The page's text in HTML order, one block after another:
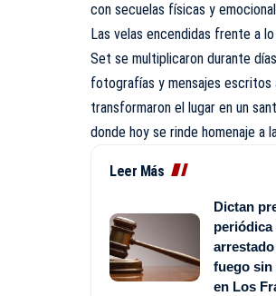
con secuelas físicas y
Las velas encendidas frente a
Set se multiplicaron durante
fotografías y mensajes escritos
transformaron el lugar en un
donde hoy se rinde homenaje a
Leer Más
Dictan
periódica
fuego sin
en Los